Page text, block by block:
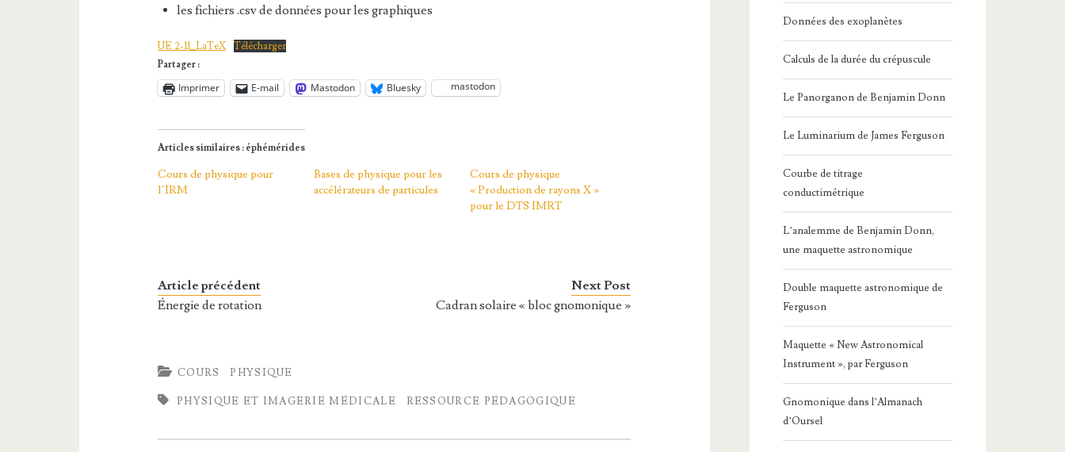
les fichiers .csv de données pour les graphiques
UE 2-11_LaTeX Télécharger
Partager :
Imprimer E-mail Mastodon Bluesky mastodon
Articles similaires : éphémérides
Cours de physique pour
l’IRM
Bases de physique pour les
accélérateurs de particules
Cours de physique
« Production de rayons X »
pour le DTS IMRT
Article précédent
Énergie de rotation
Next Post
Cadran solaire « bloc gnomonique »
COURS PHYSIQUE
PHYSIQUE ET IMAGERIE MÉDICALE RESSOURCE PÉDAGOGIQUE
Données des exoplanètes
Calculs de la durée du crépuscule
Le Panorganon de Benjamin Donn
Le Luminarium de James Ferguson
Courbe de titrage
conductimétrique
L’analemme de Benjamin Donn,
une maquette astronomique
Double maquette astronomique de
Ferguson
Maquette « New Astronomical
Instrument », par Ferguson
Gnomonique dans l’Almanach
d’Oursel